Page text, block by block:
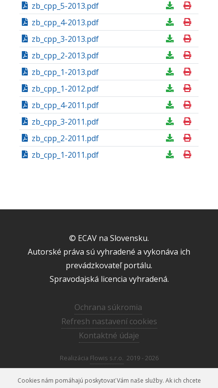
zb_cpp_5-2013.pdf
zb_cpp_4-2013.pdf
zb_cpp_3-2013.pdf
zb_cpp_2-2013.pdf
zb_cpp_1-2013.pdf
zb_cpp_1-2012.pdf
zb_cpp_4-2011.pdf
zb_cpp_3-2011.pdf
zb_cpp_2-2011.pdf
zb_cpp_1-2011.pdf
© ECAV na Slovensku.
Autorské práva sú vyhradené a vykonáva ich
prevádzkovateľ portálu.
Spravodajská licencia vyhradená.
Ochrana súkromia
Refresh nastavení cookies
Kontaktné údaje
Realizácia Flowis s.r.o. 2019 - 2026
Cookies nám pomáhajú poskytovať Vám naše služby. Ak ich chcete